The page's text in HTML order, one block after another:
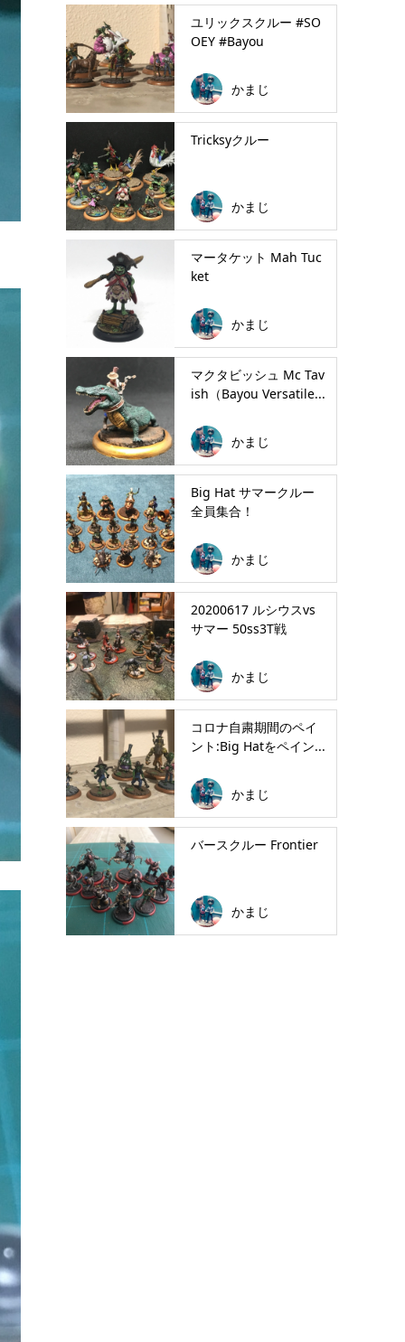
ユリックスクルー #SO
OEY #Bayou
かまじ
Tricksyクルー
かまじ
マータケット Mah Tuc
ket
かまじ
マクタビッシュ Mc Tav
ish（Bayou Versatile...
かまじ
Big Hat サマークルー
全員集合！
かまじ
20200617 ルシウスvs
サマー 50ss3T戦
かまじ
コロナ自粛期間のペイ
ント:Big Hatをペイン...
かまじ
バースクルー Frontier
かまじ